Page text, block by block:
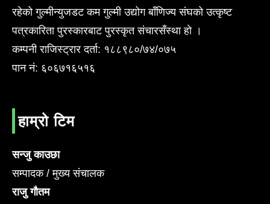
रहेको गुल्मीन्युजडट कम गुल्मी उद्योग बाँणिज्य संघको उत्कृष्ट
पत्रकारिता पुरस्कारबाट पुरस्कृत संचारसँस्था हो ।
कम्पनी राजिस्ट्रार दर्ता: १८८९८०/७४/०७५
पान नं: ६०६७१६५१६
हाम्रो टिम
सन्जु काउछा
सम्पादक / मुख्य संचालक
राजु गौतम